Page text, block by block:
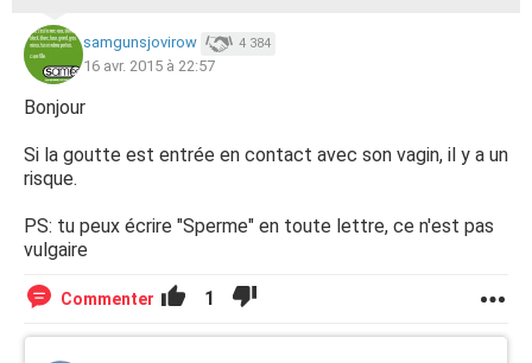
samgunsjovirow 4 384
16 avr. 2015 à 22:57
Bonjour
Si la goutte est entrée en contact avec son vagin, il y a un
risque.
PS: tu peux écrire "Sperme" en toute lettre, ce n'est pas
vulgaire
Commenter 1